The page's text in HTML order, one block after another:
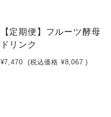
NEW
【定期便】フルーツ酵母
ドリンク
¥7,470 (税込価格 ¥8,067 )